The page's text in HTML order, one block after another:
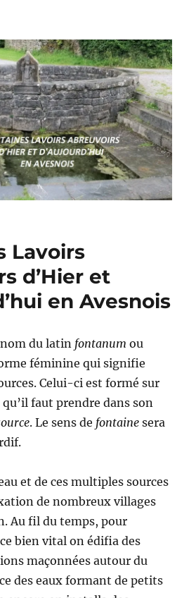
Lavoirs
d’Hier et
en Avesnois
du latin fontanum ou
féminine qui signifie
Celui-ci est formé sur
qu’il faut prendre dans son
. Le sens de fontaine sera
et de ces multiples sources
de nombreux villages
Au fil du temps, pour
bien vital on édifia des
maçonnées autour du
des eaux formant de petits